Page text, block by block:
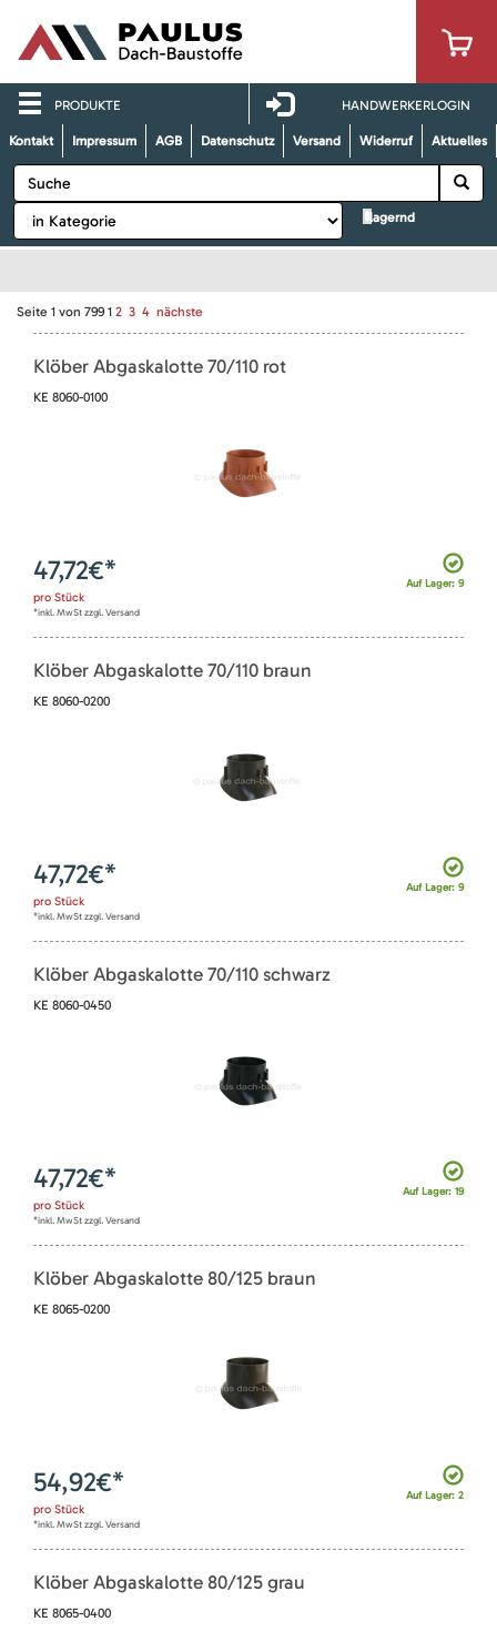
PRODUKTE HANDWERKERLOGIN
Kontakt Impressum AGB Datenschutz Versand Widerruf Aktuelles
lagernd
Seite 1 von 799 1 2 3 4 nächste
Klöber Abgaskalotte 70/110 rot
KE 8060-0100
Auf Lager: 9
47,72€*
pro Stück
*inkl. MwSt zzgl. Versand
Klöber Abgaskalotte 70/110 braun
KE 8060-0200
Auf Lager: 9
47,72€*
pro Stück
*inkl. MwSt zzgl. Versand
Klöber Abgaskalotte 70/110 schwarz
KE 8060-0450
Auf Lager: 19
47,72€*
pro Stück
*inkl. MwSt zzgl. Versand
Klöber Abgaskalotte 80/125 braun
KE 8065-0200
Auf Lager: 2
54,92€*
pro Stück
*inkl. MwSt zzgl. Versand
Klöber Abgaskalotte 80/125 grau
KE 8065-0400